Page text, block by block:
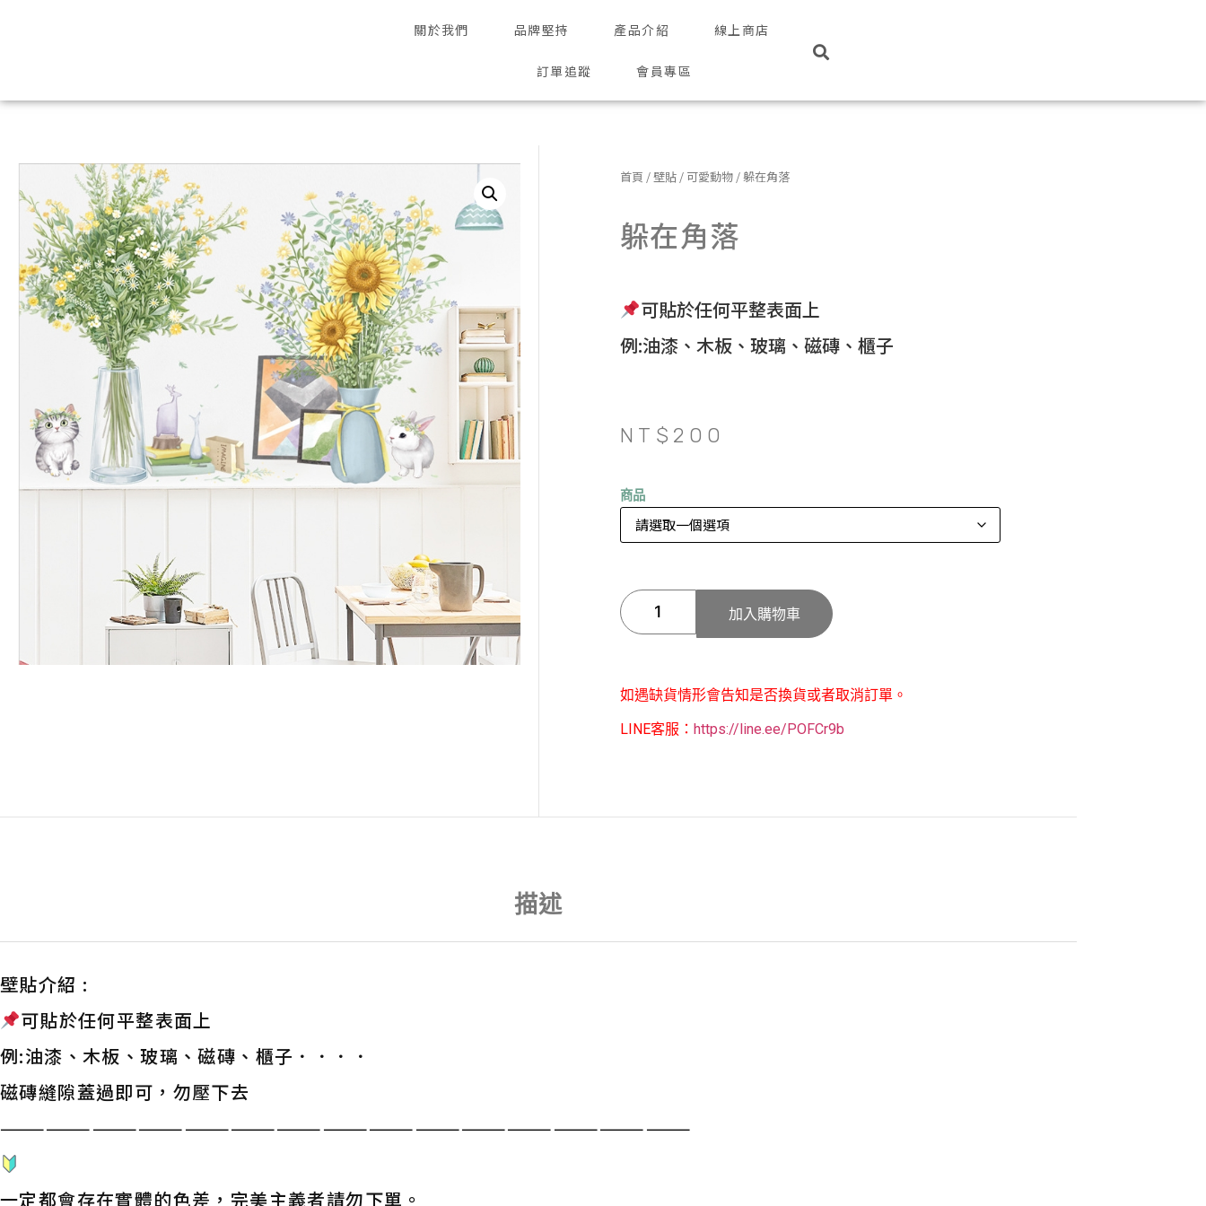
關於我們 品牌堅持 產品介紹 線上商店
訂單追蹤 會員專區
首頁 /壁貼 / 可愛動物 / 躲在角落
躲在角落
可貼於任何平整表面上
例:油漆、木板、玻璃、磁磚、櫃子
NT$ 200
商品
加入購物車
如遇缺貨情形會告知是否換貨或者取消訂單。
LINE客服： https://line.ee/POFCr9b
描述
壁貼介紹 :
可貼於任何平整表面上
例:油漆、木板、玻璃、磁磚、櫃子．．．．
磁磚縫隙蓋過即可，勿壓下去
—————————————————————————————————————————————
一定都會存在實體的色差，完美主義者請勿下單。